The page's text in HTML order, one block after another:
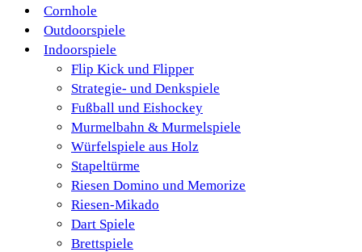
Cornhole
Outdoorspiele
Indoorspiele
Flip Kick und Flipper
Strategie- und Denkspiele
Fußball und Eishockey
Murmelbahn & Murmelspiele
Würfelspiele aus Holz
Stapeltürme
Riesen Domino und Memorize
Riesen-Mikado
Dart Spiele
Brettspiele